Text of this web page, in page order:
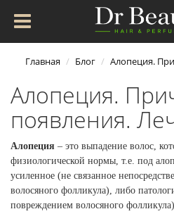
Главная Блог Алопеция.
Алопеция.
появления.
Алопеция – это выпадение волос,
физиологической нормы, т.е. под
усиленное (не связанное
волосяного фолликула), либо
повреждением волосяного